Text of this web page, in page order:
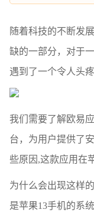
随着科技的不断发
缺的一部分，对于
遇到了一个令人头
我们需要了解欧易
台，为用户提供了
些原因,这款应用在
为什么会出现这样
是苹果13手机的系